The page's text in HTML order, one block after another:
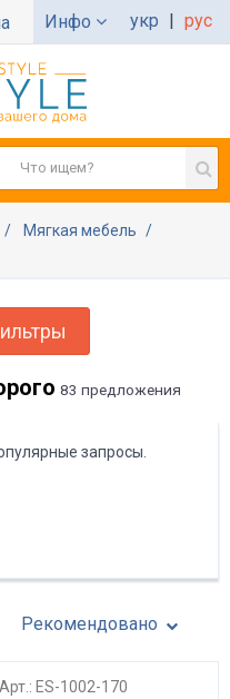
Инфо укр | рус
Мягкая мебель
83 предложения
запросы.
Рекомендовано
Арт.: ES-1002-170